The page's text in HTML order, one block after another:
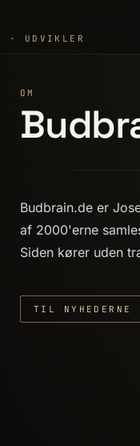
· UDVIKLER
OM
Budbrain.de er
af 2000'erne
Siden kører uden
TIL NYHEDERNE